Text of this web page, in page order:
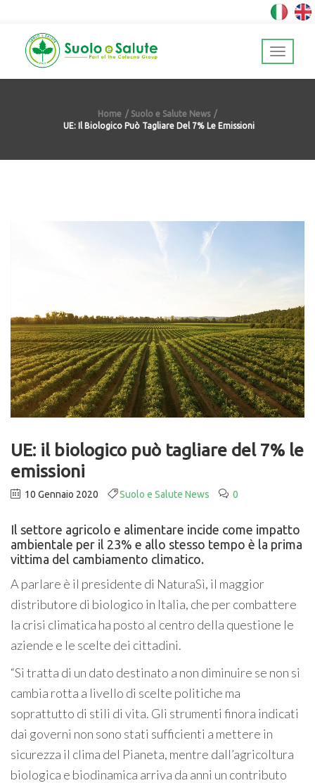
Home
Suolo e Salute News
UE: Il Biologico Può Tagliare Del 7% Le Emissioni
UE: il biologico può tagliare del 7% le
emissioni
10 Gennaio 2020 Suolo e Salute News 0
Il settore agricolo e alimentare incide come impatto
ambientale per il 23% e allo stesso tempo è la prima
vittima del cambiamento climatico.
A parlare è il presidente di NaturaSì, il maggior
distributore di biologico in Italia, che per combattere
la crisi climatica ha posto al centro della questione le
aziende e le scelte dei cittadini.
“Si tratta di un dato destinato a non diminuire se non si
cambia rotta a livello di scelte politiche ma
soprattutto di stili di vita. Gli strumenti finora indicati
dai governi non sono stati sufficienti a mettere in
sicurezza il clima del Pianeta, mentre dall’agricoltura
biologica e biodinamica arriva da anni un contributo